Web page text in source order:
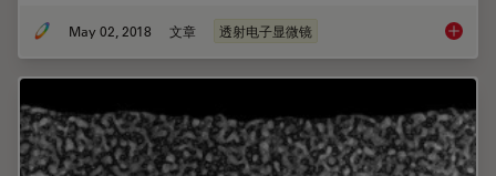
May 02, 2018 文章 透射电子显微镜 DNA分